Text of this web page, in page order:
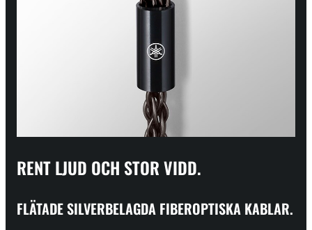
RENT LJUD OCH STOR VIDD.
FLÄTADE SILVERBELAGDA FIBEROPTISKA KABLAR.